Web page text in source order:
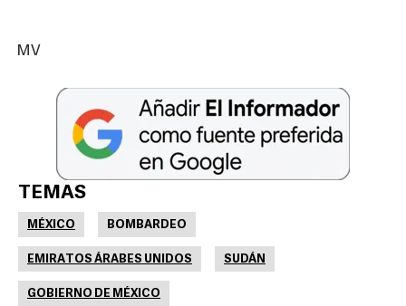
MV
TEMAS
MÉXICO BOMBARDEO
EMIRATOS ÁRABES UNIDOS SUDÁN
GOBIERNO DE MÉXICO